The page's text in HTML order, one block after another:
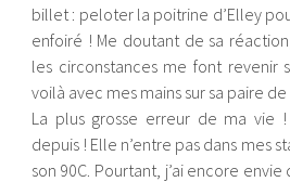
billet : peloter la poitrine d’Elley
enfoiré ! Me doutant de sa
les circonstances me font revenir
voilà avec mes mains sur sa paire de
La plus grosse erreur de ma vie
depuis ! Elle n’entre pas dans mes
son 90C. Pourtant, j’ai encore